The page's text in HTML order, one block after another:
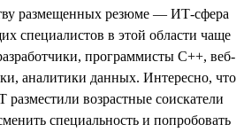
размещенных резюме — ИТ-сфера
специалистов в этой области чаще
программисты C++, веб-
аналитики данных. Интересно, что
возрастные соискатели
специальность и попробовать